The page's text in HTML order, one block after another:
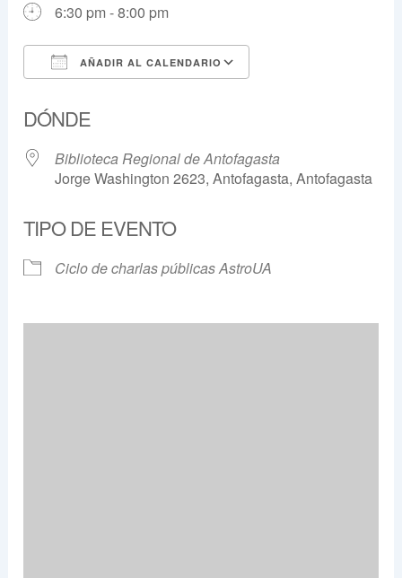
6:30 pm - 8:00 pm
AÑADIR AL CALENDARIO
DÓNDE
Biblioteca Regional de Antofagasta
Jorge Washington 2623, Antofagasta, Antofagasta
TIPO DE EVENTO
Ciclo de charlas públicas AstroUA